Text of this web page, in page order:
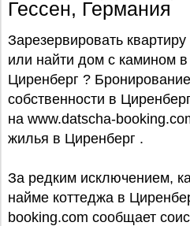
Гессен, Германия
Зарезервировать
или найти дом с камином в
Циренберг ?
собственности в
на www.datscha-
жилья в Циренберг .
За редким исключением,
найме коттеджа в
booking.com сообщает